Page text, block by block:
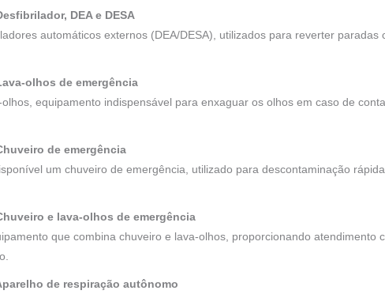
DEA e DESA
automáticos externos (DEA/DESA), utilizados para reverter paradas
olhos de emergência
equipamento indispensável para enxaguar os olhos em caso de
de emergência
um chuveiro de emergência, utilizado para descontaminação
e lava-olhos de emergência
que combina chuveiro e lava-olhos, proporcionando atendimento
de respiração autônomo